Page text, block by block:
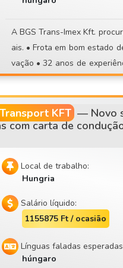
cionado • Aquecimento automático • Sistema de manutenção de faixa • Veículos moderno
daturas de principiantes! Asseguramos formação completa. 🤝 Para nós, é importante uma
atitude correta e um ambiente de trabalho
descarga, de locais
s se puderes realmente
A BGS Trans-Imex Kft. procura motoristas com a categoria CE para transportes internacion
ais. • Frota em bom estado de conservação, com manutenção regular e em constante reno
vação • 32 anos de experiência no setor dos transportes • Partida da sede, em regime de
motorista fixo •
KFT— Novo
com carta de
Local de trabalho:
Hungria
Salário líquido:
1155875 Ft / ocasião
Línguas faladas
húngaro